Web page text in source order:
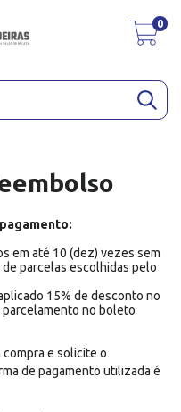
0
em até 10 (dez) vezes sem
parcelas escolhidas pelo
15% de desconto no
no boleto
e solicite o
de pagamento utilizada é